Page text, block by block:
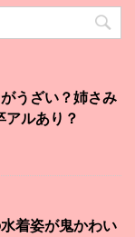
うざい？姉さみ
アルあり？
着姿が鬼かわい